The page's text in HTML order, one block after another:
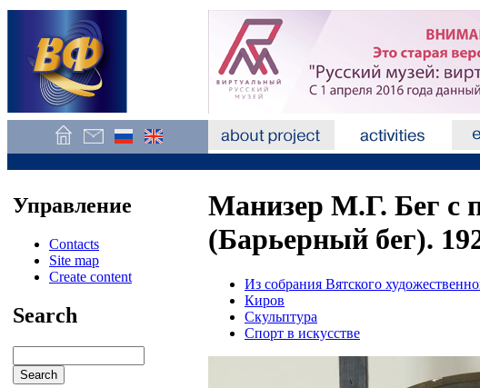
Управление
Contacts
Site map
Create content
Search
Манизер М.Г. Бег с
(Барьерный бег).
Из собрания Вятского
Киров
Скульптура
Спорт в искусстве